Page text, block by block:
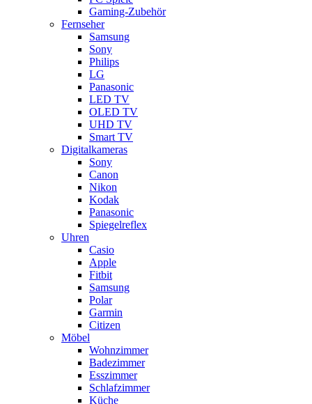
Gaming-Zubehör
Fernseher
Samsung
Sony
Philips
LG
Panasonic
LED TV
OLED TV
UHD TV
Smart TV
Digitalkameras
Sony
Canon
Nikon
Kodak
Panasonic
Spiegelreflex
Uhren
Casio
Apple
Fitbit
Samsung
Polar
Garmin
Citizen
Möbel
Wohnzimmer
Badezimmer
Esszimmer
Schlafzimmer
Küche